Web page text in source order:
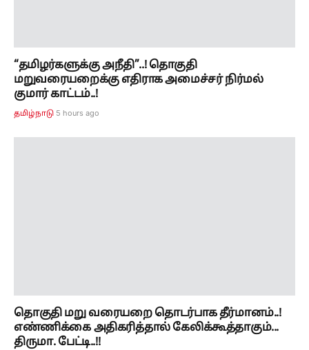
“தமிழர்களுக்கு அநீதி”..! தொகுதி
மறுவரையறைக்கு எதிராக அமைச்சர் நிர்மல்
குமார் காட்டம்..!
தமிழ்நாடு 5 hours ago
தொகுதி மறு வரையறை தொடர்பாக தீர்மானம்..!
எண்ணிக்கை அதிகரித்தால் கேலிக்கூத்தாகும்...
திருமா. பேட்டி..!!